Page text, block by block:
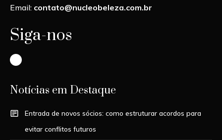
Email: contato@nucleobeleza.com.br
Siga-nos
Instagram
Notícias em Destaque
Entrada de novos sócios: como estruturar acordos para
evitar conflitos futuros